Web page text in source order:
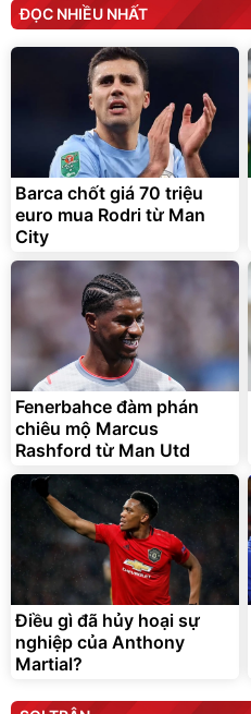
ĐỌC NHIỀU NHẤT
Barca chốt giá 70 triệu
euro mua Rodri từ Man
City
Fenerbahce đàm phán
chiêu mộ Marcus
Rashford từ Man Utd
Điều gì đã hủy hoại sự
nghiệp của Anthony
Martial?